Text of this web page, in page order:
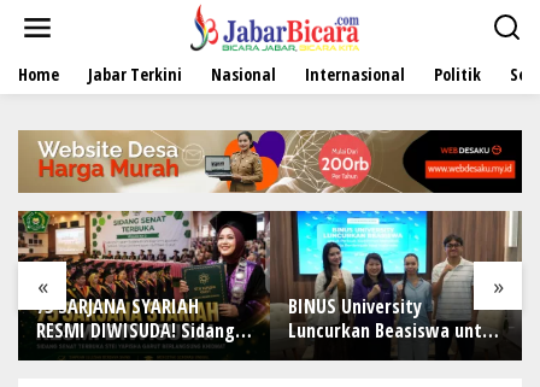
t
Home Jabar Terkini Nasional Internasional Politik
« »
SYARIAH
Sidang
STEI
BINUS University
Luncurkan Beasiswa untuk
Perkuat Komitmen
SQUEEZE
Trip di Food
Indonesia